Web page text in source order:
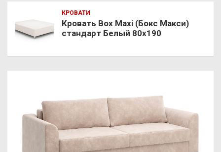
КРОВАТИ
Кровать Box Maxi (Бокс Макси)
стандарт Белый 80х190